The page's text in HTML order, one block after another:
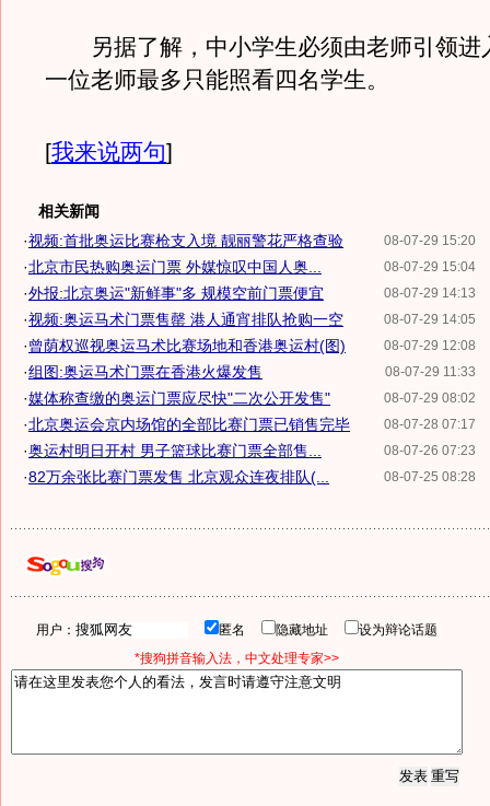
另据了解，中小学生必须由老师引领进
一位老师最多只能照看四名学生。
[我来说两句]
相关新闻
08-07-29 15:20
·视频:首批奥运比赛枪支入境 靓丽警花严格查验
08-07-29 15:04
·北京市民热购奥运门票 外媒惊叹中国人奥...
08-07-29 14:13
·外报:北京奥运"新鲜事"多 规模空前门票便宜
08-07-29 14:05
·视频:奥运马术门票售罄 港人通宵排队抢购一空
08-07-29 12:08
·曾荫权巡视奥运马术比赛场地和香港奥运村(图)
08-07-29 11:33
·组图:奥运马术门票在香港火爆发售
08-07-29 08:02
·媒体称查缴的奥运门票应尽快"二次公开发售"
08-07-28 07:17
·北京奥运会京内场馆的全部比赛门票已销售完毕
08-07-26 07:23
·奥运村明日开村 男子篮球比赛门票全部售...
08-07-25 08:28
·82万余张比赛门票发售 北京观众连夜排队(...
用户： 匿名 隐藏地址
设为辩论话题
*搜狗拼音输入法，中文处理专家>>